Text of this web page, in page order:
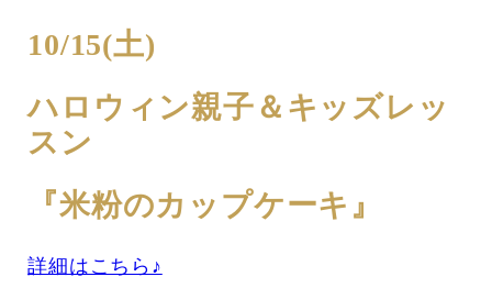
10/15(土)
ハロウィン親子＆キッズレッ
スン
『米粉のカップケーキ』
詳細はこちら♪